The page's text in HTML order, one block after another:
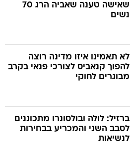
שאישה טענה שאביה הרג 70
נשים
לא תאמינו איזו מדינה רוצה
להפוך קנאביס לצורכי פנאי בקרב
מבוגרים לחוקי
ברזיל: לולה ובולסונרו מתכוננים
לסבב השני והמכריע בבחירות
לנשיאות